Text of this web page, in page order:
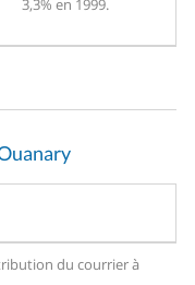
3,3% en 1999.
du courrier à